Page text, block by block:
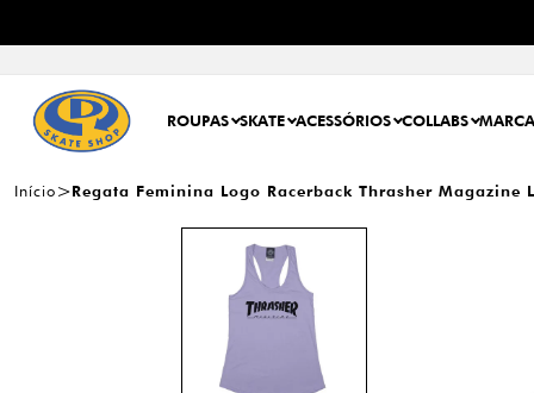
ROUPAS SKATE ACESSÓRIOS COLLABS
Início Regata Feminina Logo Racerback Thrasher Magazine